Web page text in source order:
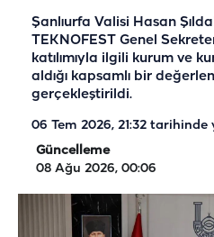
Şanlıurfa Valisi Hasan
TEKNOFEST Genel
katılımıyla ilgili kurum ve
aldığı kapsamlı bir
gerçekleştirildi.
06 Tem 2026, 21:32 tarihinde
Güncelleme
08 Ağu 2026, 00:06